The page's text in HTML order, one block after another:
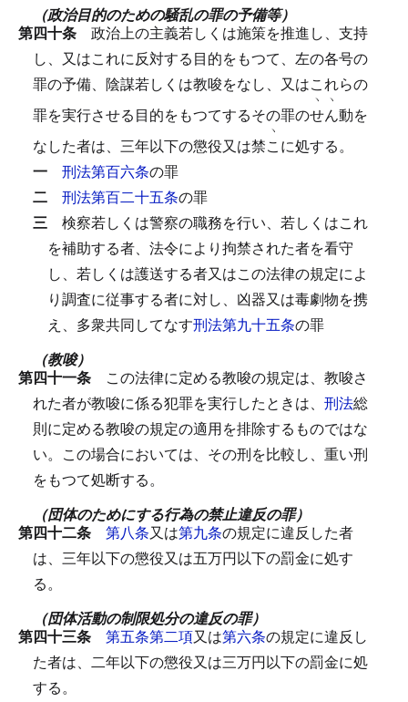
（政治目的のための騒乱の罪の予備等）
第四十条 政治上の主義若しくは施策を推進し、支持
し、又はこれに反対する目的をもつて、左の各号の
罪の予備、陰謀若しくは教唆をなし、又はこれらの
罪を実行させる目的をもつてするその罪のせ
ヽ
ん
ヽ
動を
なした者は、三年以下の懲役又は禁こ
ヽ
に処する。
一 刑法第百六条の罪
二 刑法第百二十五条の罪
三 検察若しくは警察の職務を行い、若しくはこれ
を補助する者、法令により拘禁された者を看守
し、若しくは護送する者又はこの法律の規定によ
り調査に従事する者に対し、凶器又は毒劇物を携
え、多衆共同してなす刑法第九十五条の罪
（教唆）
第四十一条 この法律に定める教唆の規定は、教唆さ
れた者が教唆に係る犯罪を実行したときは、 刑法総
則に定める教唆の規定の適用を排除するものではな
い。 この場合においては、その刑を比較し、重い刑
をもつて処断する。
（団体のためにする行為の禁止違反の罪）
第四十二条 第八条又は第九条の規定に違反した者
は、三年以下の懲役又は五万円以下の罰金に処す
る。
（団体活動の制限処分の違反の罪）
第四十三条 第五条第二項又は第六条の規定に違反し
た者は、二年以下の懲役又は三万円以下の罰金に処
する。